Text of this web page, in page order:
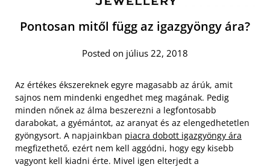
Pontosan mitől függ az igazgyöngy ára?
Posted on július 22, 2018
Az értékes ékszereknek egyre magasabb az árúk, amit
sajnos nem mindenki engedhet meg magának. Pedig
minden nőnek az álma beszerezni a legfontosabb
darabokat, a gyémántot, az aranyat és az elengedhetetlen
gyöngysort. A napjainkban piacra dobott igazgyöngy ára
megfizethető, ezért nem kell aggódni, hogy egy kisebb
vagyont kell kiadni érte. Mivel igen elterjedt a